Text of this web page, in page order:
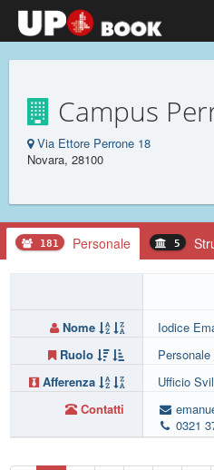
Campus
Via Ettore Perrone 18
Novara, 28100
181 Personale 5
Nome
Ruolo
Afferenza
Contatti
Iodice
Ufficio
0321